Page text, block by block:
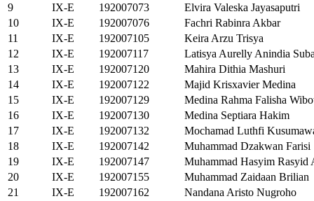
9
IX-E 192007073
Elvira Valeska Jayasaputri
10
IX-E 192007076
Fachri Rabinra Akbar
11
IX-E 192007105
Keira Arzu Trisya
12
IX-E 192007117
Latisya Aurelly Anindia
13
IX-E 192007120
Mahira Dithia Mashuri
14
IX-E 192007122
Majid Krisxavier Medina
15
IX-E 192007129
Medina Rahma Falisha
16
IX-E 192007130
Medina Septiara Hakim
17
IX-E 192007132
Mochamad Luthfi
18
IX-E 192007142
Muhammad Dzakwan Farisi
19
IX-E 192007147
Muhammad Hasyim Rasyid
20
IX-E 192007155
Muhammad Zaidaan Brilian
21
IX-E 192007162
Nandana Aristo Nugroho